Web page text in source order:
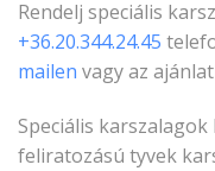
Rendelj speciális
+36.20.344.24.45
mailen vagy az
Speciális
feliratozású tyvek